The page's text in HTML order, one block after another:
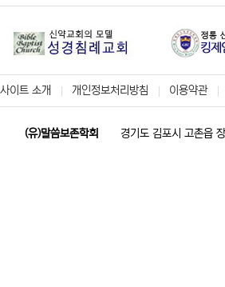
사이트 소개 개인정보처리방침 이용약관
(유)말씀보존학회 경기도 김포시 고촌읍